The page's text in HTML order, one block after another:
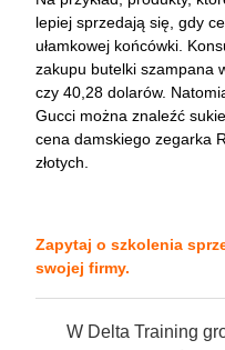
lepiej sprzedają się, gdy
ułamkowej końcówki.
zakupu butelki szampana
czy 40,28 dolarów.
Gucci można znaleźć
cena damskiego zegarka
złotych.
Zapytaj o szkolenia
swojej firmy.
W Delta Training